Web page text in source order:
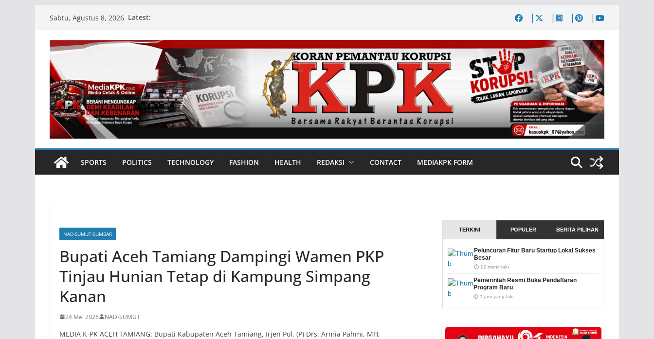
content
Sabtu, Agustus 8, 2026 Latest:
SPORTS POLITICS TECHNOLOGY FASHION HEALTH REDAKSI CONTACT MEDIAKPK FORM
NAD-SUMUT-SUMBAR
Bupati Aceh Tamiang Dampingi Wamen PKP
Tinjau Hunian Tetap di Kampung Simpang
Kanan
24 Mei 2026 NAD-SUMUT
MEDIA K-PK ACEH TAMIANG: Bupati Kabupaten Aceh Tamiang, Irjen Pol. (P) Drs. Armia Pahmi, MH,
TERKINI POPULER BERITA PILIHAN
Peluncuran Fitur Baru Startup Lokal Sukses
Besar
⏱️ 12 menit lalu
Pemerintah Resmi Buka Pendaftaran
Program Baru
⏱️ 1 jam yang lalu